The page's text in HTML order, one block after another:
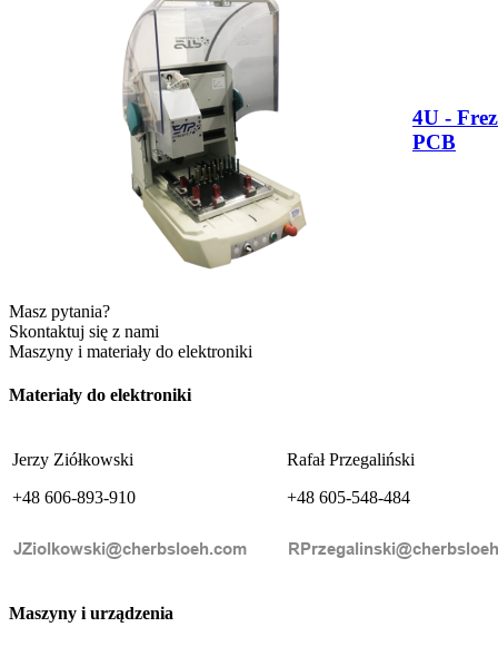
4U -
PCB
Masz pytania?
Skontaktuj się z nami
Maszyny i materiały do elektroniki
Materiały do elektroniki
Jerzy Ziółkowski
+48 606-893-910
Rafał Przegaliński
+48 605-548-484
Maszyny i urządzenia